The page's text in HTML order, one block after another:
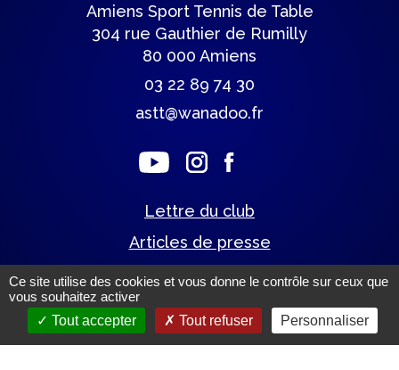
Amiens Sport Tennis de Table
304 rue Gauthier de Rumilly
80 000 Amiens
03 22 89 74 30
astt@wanadoo.fr
Lettre du club
Articles de presse
Mentions légales.
Un site éco-conçu par
Ce site utilise des cookies et vous donne le contrôle sur ceux que
vous souhaitez activer
Tout accepter
Tout refuser Personnaliser